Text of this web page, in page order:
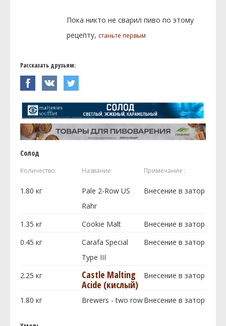
Пока никто не сварил пиво по этому
рецепту, станьте первым
Рассказать друзьям:
Солод
Количество: Название: Примечание :
1.80 кг
Pale 2-Row US
Rahr
Внесение в затор
1.35 кг Cookie Malt
Внесение в затор
0.45 кг
Carafa Special
Type III
Внесение в затор
2.25 кг
Castle Malting
Acide (кислый)
Внесение в затор
1.80 кг Brewers - two rowВнесение в затор